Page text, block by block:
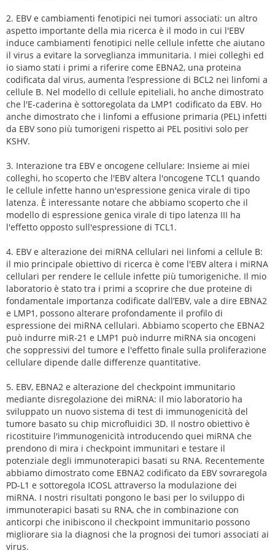
2. EBV e cambiamenti fenotipici nei tumori associati: un altro
aspetto importante della mia ricerca è il modo in cui l'EBV
induce cambiamenti fenotipici nelle cellule infette che aiutano
il virus a evitare la sorveglianza immunitaria. I miei colleghi ed
io siamo stati i primi a riferire come EBNA2, una proteina
codificata dal virus, aumenta l’espressione di BCL2 nei linfomi a
cellule B. Nel modello di cellule epiteliali, ho anche dimostrato
che l'E-caderina è sottoregolata da LMP1 codificato da EBV. Ho
anche dimostrato che i linfomi a effusione primaria (PEL) infetti
da EBV sono più tumorigeni rispetto ai PEL positivi solo per
KSHV.
3. Interazione tra EBV e oncogene cellulare: Insieme ai miei
colleghi, ho scoperto che l'EBV altera l'oncogene TCL1 quando
le cellule infette hanno un'espressione genica virale di tipo
latenza. È interessante notare che abbiamo scoperto che il
modello di espressione genica virale di tipo latenza III ha
l'effetto opposto sull'espressione di TCL1.
4. EBV e alterazione dei miRNA cellulari nei linfomi a cellule B:
il mio principale obiettivo di ricerca è come l'EBV altera i miRNA
cellulari per rendere le cellule infette più tumorigeniche. Il mio
laboratorio è stato tra i primi a scoprire che due proteine ​​di
fondamentale importanza codificate dall’EBV, vale a dire EBNA2
e LMP1, possono alterare profondamente il profilo di
espressione dei miRNA cellulari. Abbiamo scoperto che EBNA2
può indurre miR-21 e LMP1 può indurre miRNA sia oncogeni
che soppressivi del tumore e l'effetto finale sulla proliferazione
cellulare dipende dalle differenze quantitative.
5. EBV, EBNA2 e alterazione del checkpoint immunitario
mediante disregolazione dei miRNA: il mio laboratorio ha
sviluppato un nuovo sistema di test di immunogenicità del
tumore basato su chip microfluidici 3D. Il nostro obiettivo è
ricostituire l'immunogenicità introducendo quei miRNA che
prendono di mira i checkpoint immunitari e testare il
potenziale degli immunoterapici basati su RNA. Recentemente
abbiamo dimostrato come EBNA2 codificato da EBV sovraregola
PD-L1 e sottoregola ICOSL attraverso la modulazione dei
miRNA. I nostri risultati pongono le basi per lo sviluppo di
immunoterapici basati su RNA, che in combinazione con
anticorpi che inibiscono il checkpoint immunitario possono
migliorare sia la diagnosi che la prognosi dei tumori associati ai
virus.